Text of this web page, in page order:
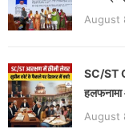
August
SC/ST
August